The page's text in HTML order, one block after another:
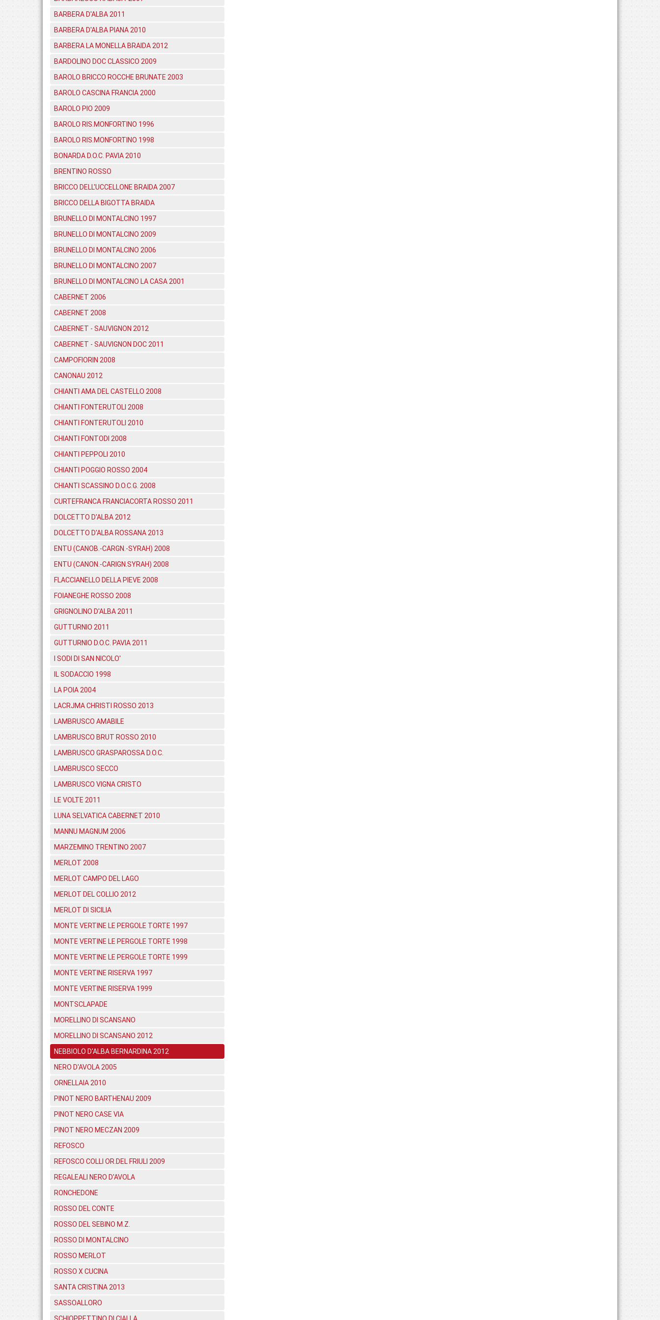
BARBERA D'ALBA 2011
BARBERA D'ALBA PIANA 2010
BARBERA LA MONELLA BRAIDA 2012
BARDOLINO DOC CLASSICO 2009
BAROLO BRICCO ROCCHE BRUNATE 2003
BAROLO CASCINA FRANCIA 2000
BAROLO PIO 2009
BAROLO RIS.MONFORTINO 1996
BAROLO RIS.MONFORTINO 1998
BONARDA D.O.C. PAVIA 2010
BRENTINO ROSSO
BRICCO DELL'UCCELLONE BRAIDA 2007
BRICCO DELLA BIGOTTA BRAIDA
BRUNELLO DI MONTALCINO 1997
BRUNELLO DI MONTALCINO 2009
BRUNELLO DI MONTALCINO 2006
BRUNELLO DI MONTALCINO 2007
BRUNELLO DI MONTALCINO LA CASA 2001
CABERNET 2006
CABERNET 2008
CABERNET - SAUVIGNON 2012
CABERNET - SAUVIGNON DOC 2011
CAMPOFIORIN 2008
CANONAU 2012
CHIANTI AMA DEL CASTELLO 2008
CHIANTI FONTERUTOLI 2008
CHIANTI FONTERUTOLI 2010
CHIANTI FONTODI 2008
CHIANTI PEPPOLI 2010
CHIANTI POGGIO ROSSO 2004
CHIANTI SCASSINO D.O.C.G. 2008
CURTEFRANCA FRANCIACORTA ROSSO 2011
DOLCETTO D'ALBA 2012
DOLCETTO D'ALBA ROSSANA 2013
ENTU (CANOB.-CARGN.-SYRAH) 2008
ENTU (CANON.-CARIGN.SYRAH) 2008
FLACCIANELLO DELLA PIEVE 2008
FOIANEGHE ROSSO 2008
GRIGNOLINO D'ALBA 2011
GUTTURNIO 2011
GUTTURNIO D.O.C. PAVIA 2011
I SODI DI SAN NICOLO'
IL SODACCIO 1998
LA POIA 2004
LACRJMA CHRISTI ROSSO 2013
LAMBRUSCO AMABILE
LAMBRUSCO BRUT ROSSO 2010
LAMBRUSCO GRASPAROSSA D.O.C.
LAMBRUSCO SECCO
LAMBRUSCO VIGNA CRISTO
LE VOLTE 2011
LUNA SELVATICA CABERNET 2010
MANNU MAGNUM 2006
MARZEMINO TRENTINO 2007
MERLOT 2008
MERLOT CAMPO DEL LAGO
MERLOT DEL COLLIO 2012
MERLOT DI SICILIA
MONTE VERTINE LE PERGOLE TORTE 1997
MONTE VERTINE LE PERGOLE TORTE 1998
MONTE VERTINE LE PERGOLE TORTE 1999
MONTE VERTINE RISERVA 1997
MONTE VERTINE RISERVA 1999
MONTSCLAPADE
MORELLINO DI SCANSANO
MORELLINO DI SCANSANO 2012
NEBBIOLO D'ALBA BERNARDINA 2012
NERO D'AVOLA 2005
ORNELLAIA 2010
PINOT NERO BARTHENAU 2009
PINOT NERO CASE VIA
PINOT NERO MECZAN 2009
REFOSCO
REFOSCO COLLI OR.DEL FRIULI 2009
REGALEALI NERO D'AVOLA
RONCHEDONE
ROSSO DEL CONTE
ROSSO DEL SEBINO M.Z.
ROSSO DI MONTALCINO
ROSSO MERLOT
ROSSO X CUCINA
SANTA CRISTINA 2013
SASSOALLORO